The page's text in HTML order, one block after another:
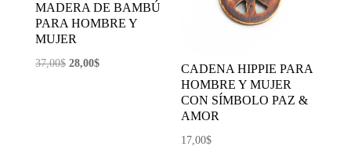
MADERA DE BAMBÚ
PARA HOMBRE Y
MUJER
37,00$ El
28,00$El
CADENA HIPPIE PARA
HOMBRE Y MUJER
CON SÍMBOLO PAZ &
AMOR
17,00$